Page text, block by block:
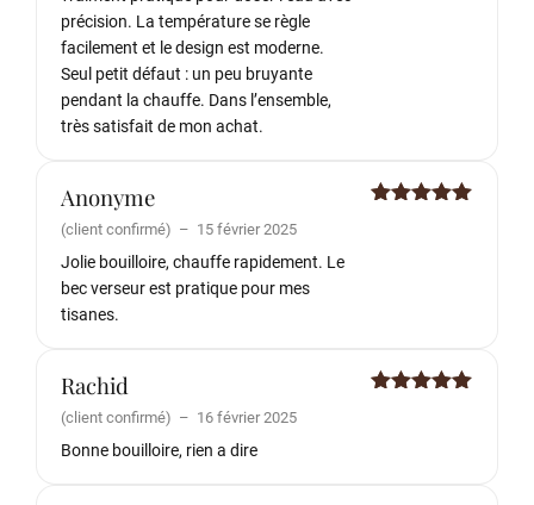
précision. La température se règle
facilement et le design est moderne.
Seul petit défaut : un peu bruyante
pendant la chauffe. Dans l’ensemble,
très satisfait de mon achat.
Anonyme
(client confirmé) – 15 février 2025
Jolie bouilloire, chauffe rapidement. Le
bec verseur est pratique pour mes
tisanes.
Rachid
(client confirmé) – 16 février 2025
Bonne bouilloire, rien a dire